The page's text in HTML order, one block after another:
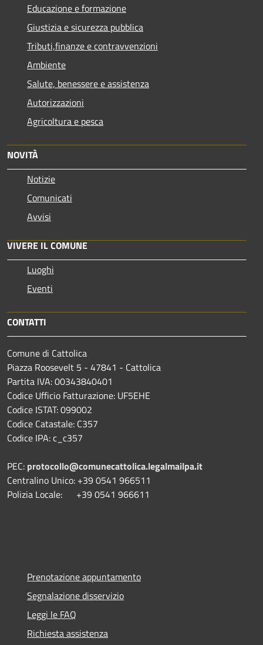
Educazione e formazione
Giustizia e sicurezza pubblica
Tributi,finanze e contravvenzioni
Ambiente
Salute, benessere e assistenza
Autorizzazioni
Agricoltura e pesca
NOVITÀ
Notizie
Comunicati
Avvisi
VIVERE IL COMUNE
Luoghi
Eventi
CONTATTI
Comune di Cattolica
Piazza Roosevelt 5 - 47841 - Cattolica
Partita IVA: 00343840401
Codice Ufficio Fatturazione: UF5EHE
Codice ISTAT: 099002
Codice Catastale: C357
Codice IPA: c_c357
PEC: protocollo@comunecattolica.legalmailpa.it
Centralino Unico: +39 0541 966511
Polizia Locale: +39 0541 966611
Prenotazione appuntamento
Segnalazione disservizio
Leggi le FAQ
Richiesta assistenza